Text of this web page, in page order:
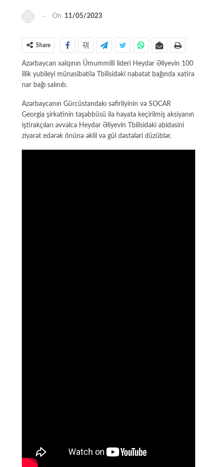
On 11/05/2023
Share
Azərbaycan xalqının Ümummilli lideri Heydər Əliyevin 100
illik yubileyi münasibətilə Tbilisidəki nəbatət bağında xatirə
nar bağı salınıb.
Azərbaycanın Gürcüstandakı səfirliyinin və SOCAR
Georgia şirkətinin təşəbbüsü ilə həyata keçirilmiş aksiyanın
iştirakçıları əvvəlcə Heydər Əliyevin Tbilisidəki abidəsini
ziyarət edərək önünə əklil və gül dəstələri düzüblər.